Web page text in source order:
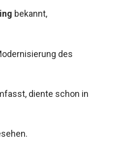
bekannt,
des
diente schon